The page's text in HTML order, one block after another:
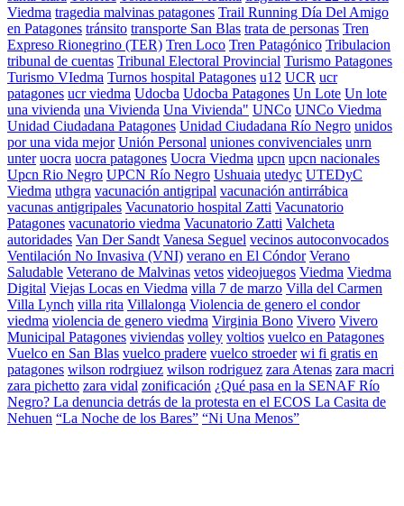
Viedma tragedia malvinas patagones Trail Running Día Del Amigo
en Patagones tránsito transporte San Blas trata de personas Tren
Expreso Rionegrino (TER) Tren Loco Tren Patagónico Tribulacion
tribunal de cuentas Tribunal Electoral Provincial Turismo Patagones
Turismo VIedma Turnos hospital Patagones u12 UCR ucr
patagones ucr viedma Udocba Udocba Patagones Un Lote Un lote
una vivienda una Vivienda Una Vivienda" UNCo UNCo Viedma
Unidad Ciudadana Patagones Unidad Ciudadana Río Negro unidos
por una vida mejor Unión Personal uniones convivenciales unrn
unter uocra uocra patagones Uocra Viedma upcn upcn nacionales
Upcn Rio Negro UPCN Río Negro Ushuaia utedyc UTEDyC
Viedma uthgra vacunación antigripal vacunación antirrábica
vacunas antigripales Vacunatorio hospital Zatti Vacunatorio
Patagones vacunatorio viedma Vacunatorio Zatti Valcheta
autoridades Van Der Sandt Vanesa Seguel vecinos autoconvocados
Ventilación No Invasiva (VNI) verano en El Cóndor Verano
Saludable Veterano de Malvinas vetos videojuegos Viedma Viedma
Digital Viejas Locas en Viedma villa 7 de marzo Villa del Carmen
Villa Lynch villa rita Villalonga Violencia de genero el condor
viedma violencia de genero viedma Virginia Bono Vivero Vivero
Municipal Patagones viviendas volley voltios vuelco en Patagones
Vuelco en San Blas vuelco pradere vuelco stroeder wi fi gratis en
patagones wilson rodrgiuez wilson rodriguez zara Atenas zara macri
zara pichetto zara vidal zonificación ¿Qué pasa en la SENAF Río
Negro? La denuncia detrás de la protesta en el ECOS La Casita de
Nehuen “La Noche de los Bares” “Ni Una Menos”